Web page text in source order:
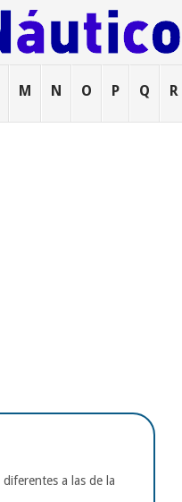
M N O P Q R
diferentes a las de la